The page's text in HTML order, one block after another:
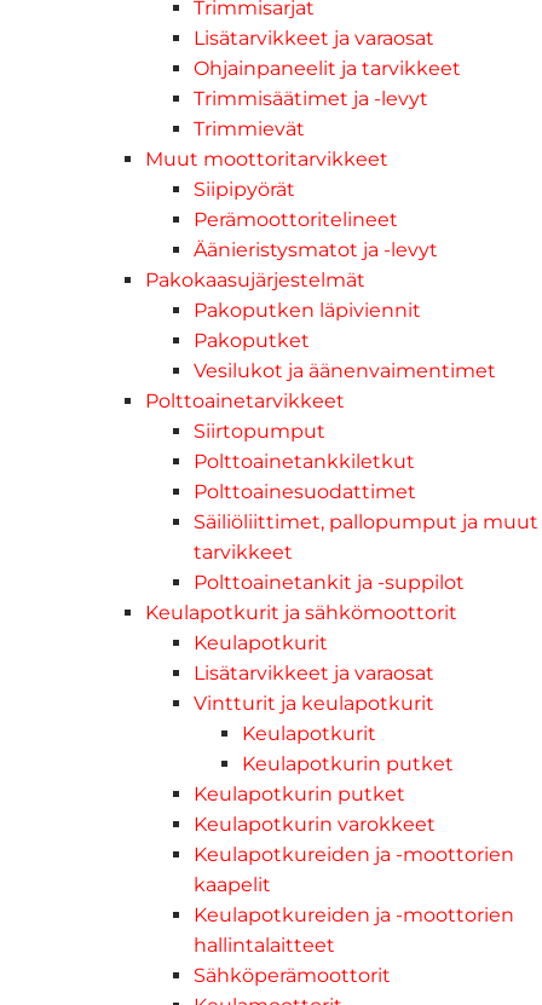
Trimmisarjat
Lisätarvikkeet ja varaosat
Ohjainpaneelit ja tarvikkeet
Trimmisäätimet ja -levyt
Trimmievät
Muut moottoritarvikkeet
Siipipyörät
Perämoottoritelineet
Äänieristysmatot ja -levyt
Pakokaasujärjestelmät
Pakoputken läpiviennit
Pakoputket
Vesilukot ja äänenvaimentimet
Polttoainetarvikkeet
Siirtopumput
Polttoainetankkiletkut
Polttoainesuodattimet
Säiliöliittimet, pallopumput ja muut
tarvikkeet
Polttoainetankit ja -suppilot
Keulapotkurit ja sähkömoottorit
Keulapotkurit
Lisätarvikkeet ja varaosat
Vintturit ja keulapotkurit
Keulapotkurit
Keulapotkurin putket
Keulapotkurin putket
Keulapotkurin varokkeet
Keulapotkureiden ja -moottorien
kaapelit
Keulapotkureiden ja -moottorien
hallintalaitteet
Sähköperämoottorit